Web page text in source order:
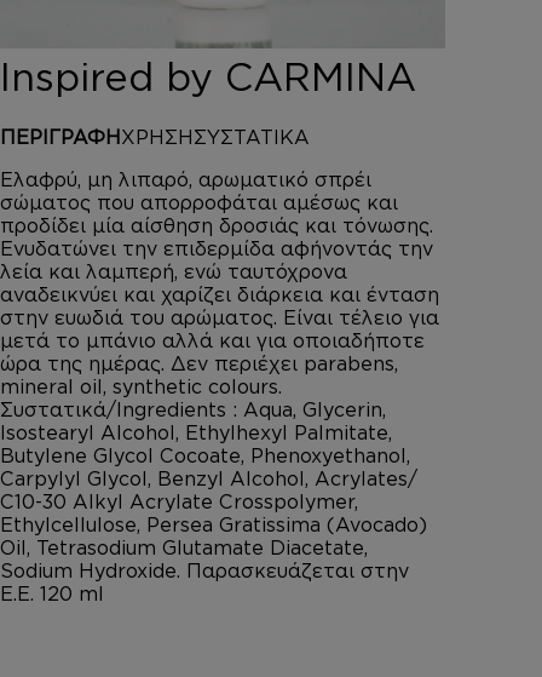
AUSTRALIAN GOLD
HOROMIA
SPECIAL OFFERS
ΣΥΝΔΕΣΗ
ΚΑΛΑΘΙ
Inspired by CARMINA
ΠΕΡΙΓΡΑΦΗ ΧΡΗΣΗ ΣΥΣΤΑΤΙΚΑ
Ελαφρύ, μη λιπαρό, αρωματικό σπρέι
σώματος που απορροφάται αμέσως και
προδίδει μία αίσθηση δροσιάς και τόνωσης.
Ενυδατώνει την επιδερμίδα αφήνοντάς την
λεία και λαμπερή, ενώ ταυτόχρονα
αναδεικνύει και χαρίζει διάρκεια και ένταση
στην ευωδιά του αρώματος. Είναι τέλειο για
μετά το μπάνιο αλλά και για οποιαδήποτε
ώρα της ημέρας. Δεν περιέχει parabens,
mineral oil, synthetic colours.
Συστατικά/Ingredients : Aqua, Glycerin,
Isostearyl Alcohol, Ethylhexyl Palmitate,
Butylene Glycol Cocoate, Phenoxyethanol,
Carpylyl Glycol, Benzyl Alcohol, Acrylates/
C10-30 Alkyl Acrylate Crosspolymer,
Ethylcellulose, Persea Gratissima (Avocado)
Oil, Tetrasodium Glutamate Diacetate,
Sodium Hydroxide. ​Παρασκευάζεται στην
Ε.Ε. 120 ml